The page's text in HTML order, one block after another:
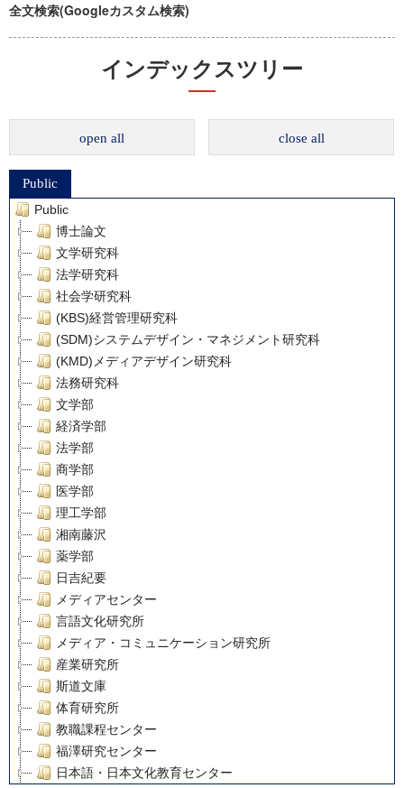
全文検索(Googleカスタム検索)
インデックスツリー
open all close all
Public
Public
博士論文
文学研究科
法学研究科
社会学研究科
(KBS)経営管理研究科
(SDM)システムデザイン・マネジメント研究科
(KMD)メディアデザイン研究科
法務研究科
文学部
経済学部
法学部
商学部
医学部
理工学部
湘南藤沢
薬学部
日吉紀要
メディアセンター
言語文化研究所
メディア・コミュニケーション研究所
産業研究所
斯道文庫
体育研究所
教職課程センター
福澤研究センター
日本語・日本文化教育センター